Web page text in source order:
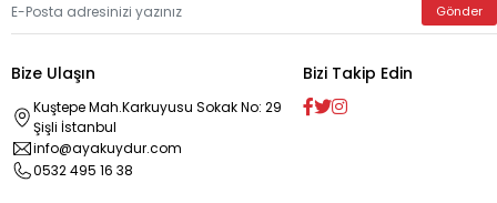
Gönder
Bize Ulaşın
Kuştepe Mah.Karkuyusu Sokak No: 29
Şişli İstanbul
info@ayakuydur.com
0532 495 16 38
Bizi Takip Edin